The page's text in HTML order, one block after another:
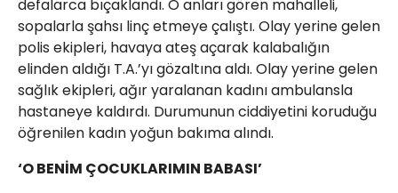
defalarca bıçaklandı. O anları gören mahalleli,
sopalarla şahsı linç etmeye çalıştı. Olay yerine gelen
polis ekipleri, havaya ateş açarak kalabalığın
elinden aldığı T.A.’yı gözaltına aldı. Olay yerine gelen
sağlık ekipleri, ağır yaralanan kadını ambulansla
hastaneye kaldırdı. Durumunun ciddiyetini koruduğu
öğrenilen kadın yoğun bakıma alındı.
‘O BENİM ÇOCUKLARIMIN BABASI’